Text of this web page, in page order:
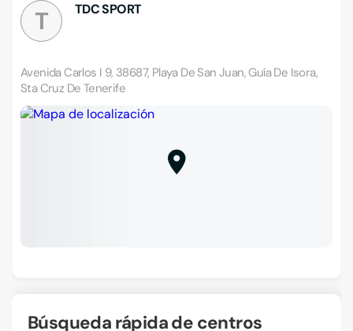
T TDC SPORT
Avenida Carlos I 9, 38687, Playa De San Juan, Guía De Isora,
Sta Cruz De Tenerife
Búsqueda rápida de centros